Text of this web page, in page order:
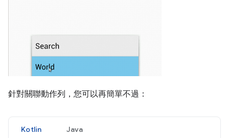
針對關聯動作列，您可以再簡單不過：
Kotlin Java